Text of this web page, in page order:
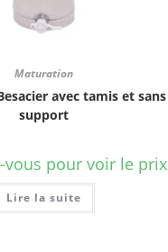
Maturation
avec tamis et sans
support
vous pour voir le prix
Lire la suite